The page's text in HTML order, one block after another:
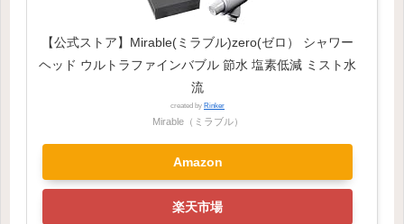
【公式ストア】Mirable(ミラブル)zero(ゼロ） シャワー
ヘッド ウルトラファインバブル 節水 塩素低減 ミスト水
流
created by Rinker
Mirable（ミラブル）
Amazon
楽天市場